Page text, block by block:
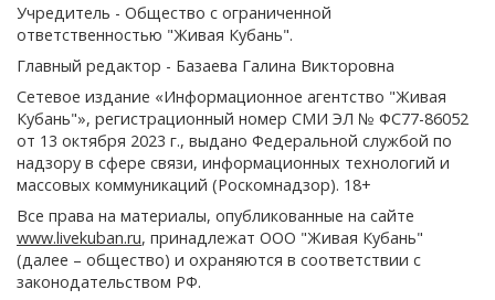
Учредитель - Общество с ограниченной
ответственностью "Живая Кубань".
Главный редактор - Базаева Галина Викторовна
Сетевое издание «Информационное агентство "Живая
Кубань"», регистрационный номер СМИ ЭЛ № ФС77-86052
от 13 октября 2023 г., выдано Федеральной службой по
надзору в сфере связи, информационных технологий и
массовых коммуникаций (Роскомнадзор). 18+
Все права на материалы, опубликованные на сайте
www.livekuban.ru, принадлежат ООО "Живая Кубань"
(далее – общество) и охраняются в соответствии с
законодательством РФ.